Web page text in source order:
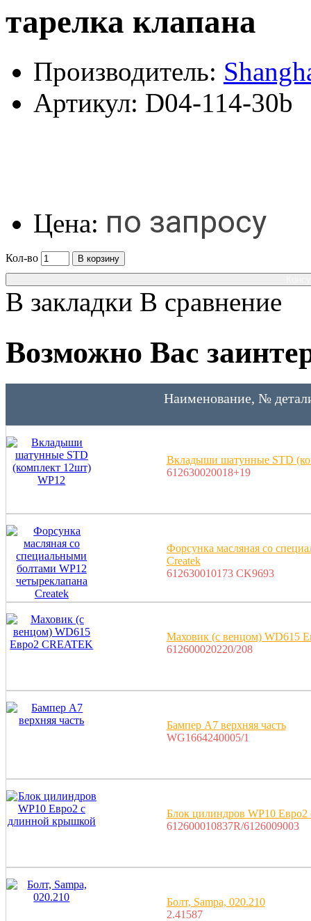
тарелка клапана
Производитель:
Артикул: D04-114-30b
Цена: по запросу
Кол-во
В корзину
В закладки В сравнение
Возможно Вас
Наименование, №
Вкладыши шатунные STD
612630020018+19
Форсунка масляная со
Createk
612630010173 CK9693
Маховик (с венцом) WD615
612600020220/208
Бампер A7 верхняя часть
WG1664240005/1
Блок цилиндров WP10
612600010837R/6126009003
Болт, Sampa, 020.210
2.41587